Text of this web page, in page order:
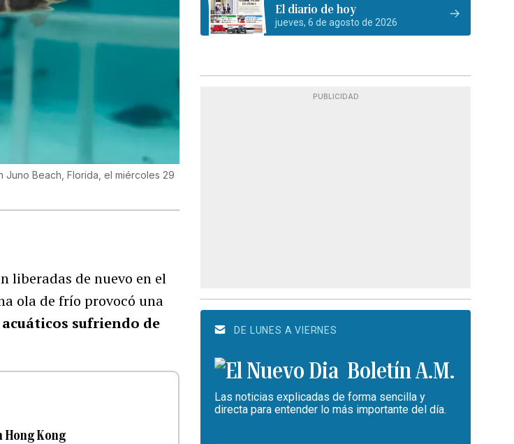
Beach, Florida, el miércoles 29
liberadas de nuevo en el
ola de frío provocó una
sufriendo de
Hong Kong
El diario de hoy
jueves, 6 de agosto de 2026
PUBLICIDAD
DE LUNES A VIERNES
Boletín A.M.
Las noticias explicadas de forma sencilla y
directa para entender lo más importante del día.